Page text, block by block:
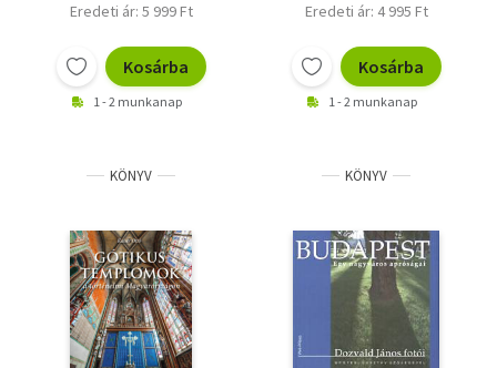
Eredeti ár: 5 999 Ft
Kosárba
1 - 2 munkanap
Eredeti ár: 4 995 Ft
Kosárba
1 - 2 munkanap
KÖNYV KÖNYV